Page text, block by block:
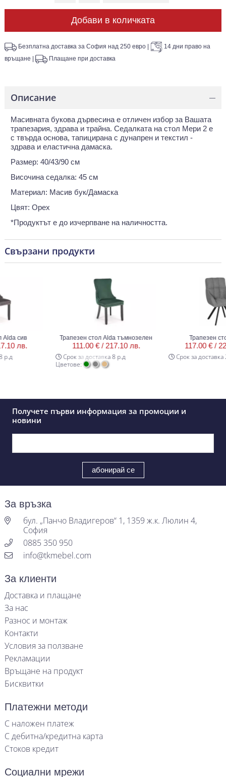
Добави в количката
Безплатна доставка за София над 250 евро
14 дни право на
връщане
Плащане при доставка
Описание —
Масивната букова дървесина е отличен избор за Вашата
трапезария, здрава и трайна. Седалката на стол Мери 2 е
с твърда основа, тапицирана с дунапрен и текстил -
здрава и еластична дамаска.
Размер: 40/43/90 см
Височина седалка: 45 см
Материал: Масив бук/Дамаска
Цвят: Орех
*Продуктът е до изчерпване на наличността.
Свързани продукти
сив
лв.
Трапезен стол Alda тъмнозелен
111.00 € /217.10 лв.
Срок за доставка 8 р.д
Цветове:
Трапезен стол
117.00 € /
Срок за доставка 20
Получете първи информация за промоции и
новини
За връзка
бул. „Панчо Владигеров“ 1, 1359 ж.к. Люлин 4,
София
0885 350 950
info@tkmebel.com
За клиенти
Доставка и плащане
За нас
Разнос и монтаж
Контакти
Условия за ползване
Рекламации
Връщане на продукт
Бисквитки
Платежни методи
С наложен платеж
С дебитна/кредитна карта
Стоков кредит
Социални мрежи